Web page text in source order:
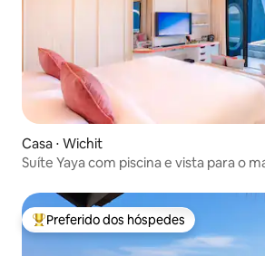
Casa ⋅ Wichit
Suíte Yaya com piscina e vista para o
Entre os melhores preferidos dos
Preferido dos hóspedes